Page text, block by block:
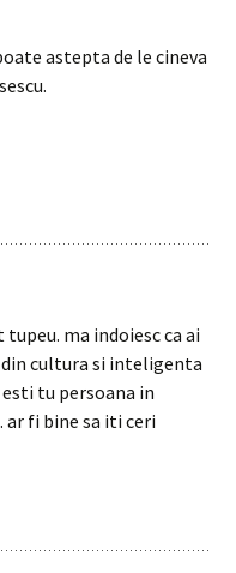
astepta de le cineva
ma indoiesc ca ai
cultura si inteligenta
tu persoana in
ar fi bine sa iti ceri